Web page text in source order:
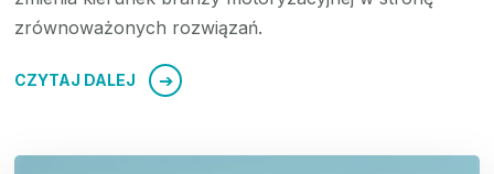
zrównoważonych rozwiązań.
CZYTAJ DALEJ